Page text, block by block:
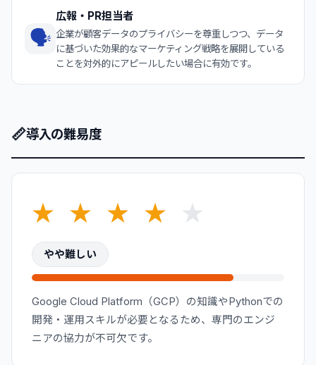
🗣️
広報・PR担当者
企業が顧客データのプライバシーを尊重しつつ、データ
に基づいた効果的なマーケティング戦略を展開している
ことを対外的にアピールしたい場合に有効です。
📏導入の難易度
★ ★ ★ ★ ★
やや難しい
Google Cloud Platform（GCP）の知識やPythonでの
開発・運用スキルが必要となるため、専門のエンジ
ニアの協力が不可欠です。